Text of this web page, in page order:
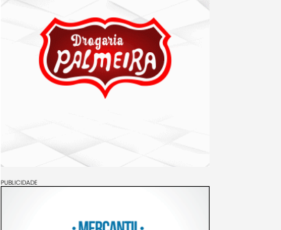
PUBLICIDADE